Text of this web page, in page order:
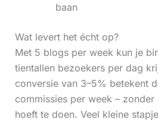
baan
Wat levert het écht op?
Met 5 blogs per week kun je
tientallen bezoekers per dag
conversie van 3–5% betekent
commissies per week –
hoeft te doen. Veel kleine